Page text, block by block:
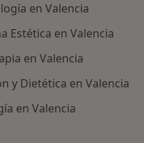
en Valencia
Estética en Valencia
en Valencia
y Dietética en Valencia
en Valencia